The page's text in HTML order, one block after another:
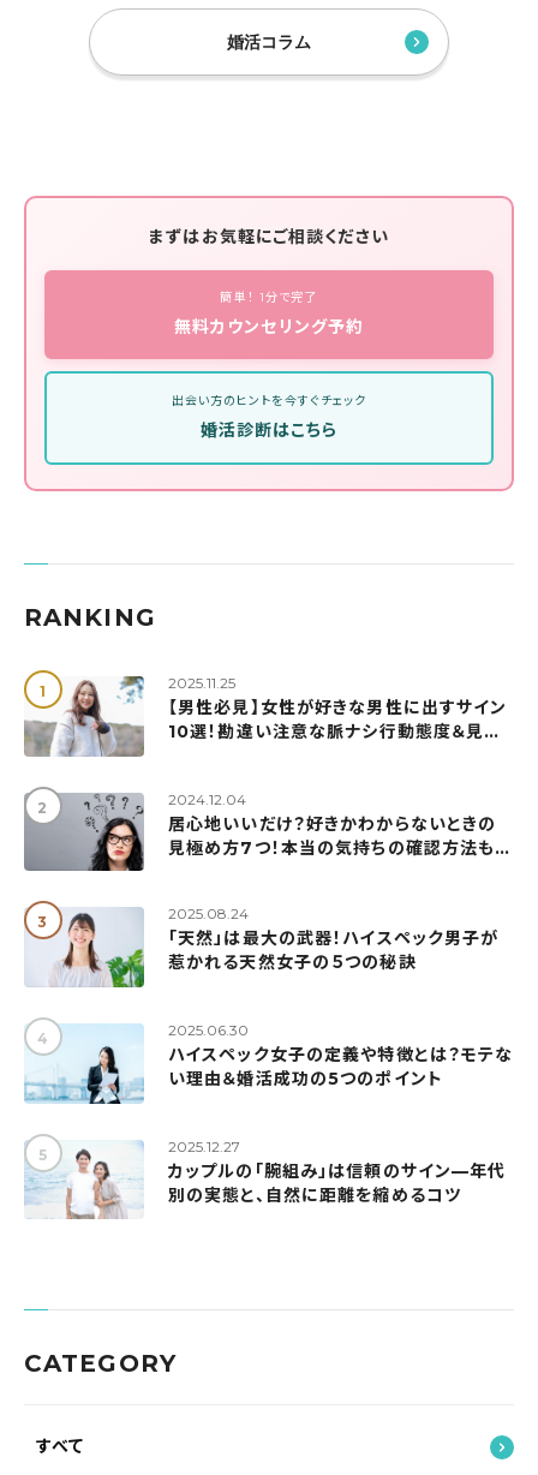
婚活コラム
まずはお気軽にご相談ください
簡単！ 1分で完了
無料カウンセリング予約
出会い方のヒントを今すぐチェック
婚活診断はこちら
RANKING
2025.11.25
【男性必見】女性が好きな男性に出すサイン
10選！勘違い注意な脈ナシ行動態度＆見極
2024.12.04
居心地いいだけ？好きかわからないときの
見極め方7つ！本当の気持ちの確認方法も紹
2025.08.24
「天然」は最大の武器！ハイスペック男子が
惹かれる天然女子の５つの秘訣
2025.06.30
ハイスペック女子の定義や特徴とは？モテな
い理由＆婚活成功の5つのポイント
2025.12.27
カップルの「腕組み」は信頼のサイン—年代
別の実態と、自然に距離を縮めるコツ
CATEGORY
すべて